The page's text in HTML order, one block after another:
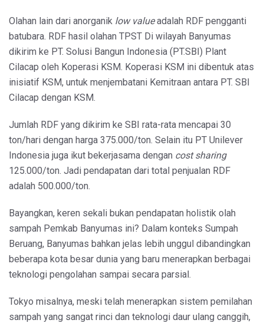
Olahan lain dari anorganik low valueadalah RDF pengganti
batubara. RDF hasil olahan TPST Di wilayah Banyumas
dikirim ke PT. Solusi Bangun Indonesia (PT.SBI) Plant
Cilacap oleh Koperasi KSM. Koperasi KSM ini dibentuk atas
inisiatif KSM, untuk menjembatani Kemitraan antara PT. SBI
Cilacap dengan KSM.
Jumlah RDF yang dikirim ke SBI rata-rata mencapai 30
ton/hari dengan harga 375.000/ton. Selain itu PT Unilever
Indonesia juga ikut bekerjasama dengan cost sharing
125.000/ton. Jadi pendapatan dari total penjualan RDF
adalah 500.000/ton.
Bayangkan, keren sekali bukan pendapatan holistik olah
sampah Pemkab Banyumas ini? Dalam konteks Sumpah
Beruang, Banyumas bahkan jelas lebih unggul dibandingkan
beberapa kota besar dunia yang baru menerapkan berbagai
teknologi pengolahan sampai secara parsial.
Tokyo misalnya, meski telah menerapkan sistem pemilahan
sampah yang sangat rinci dan teknologi daur ulang canggih,